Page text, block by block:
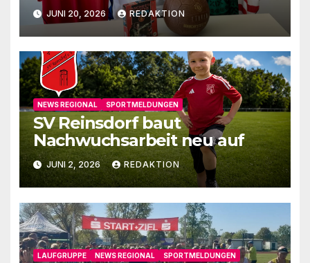
JUNI 20, 2026 REDAKTION
NEWS REGIONAL SPORTMELDUNGEN
SV Reinsdorf baut
Nachwuchsarbeit neu auf
JUNI 2, 2026 REDAKTION
LAUFGRUPPE NEWS REGIONAL SPORTMELDUNGEN